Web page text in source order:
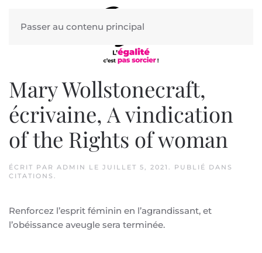
Passer au contenu principal
Mary Wollstonecraft,
écrivaine, A vindication
of the Rights of woman
ÉCRIT PAR ADMIN LE JUILLET 5, 2021 . PUBLIÉ DANS
CITATIONS .
Renforcez l’esprit féminin en l’agrandissant, et
l’obéissance aveugle sera terminée.